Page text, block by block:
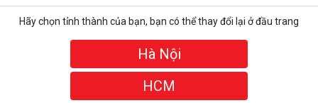
Hãy chọn tỉnh thành của bạn, bạn có thể thay đổi lại ở đầu trang
Hà Nội
HCM